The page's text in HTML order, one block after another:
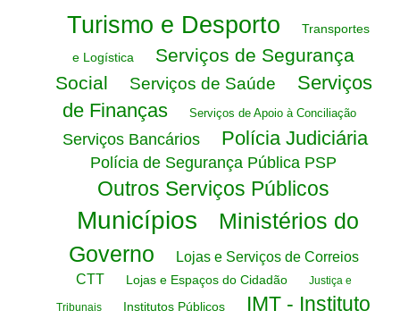
Turismo e Desporto
Transportes
e Logística
Serviços de Segurança
Social
Serviços de Saúde
Serviços
de Finanças
Serviços de Apoio à Conciliação
Serviços Bancários Polícia Judiciária
Polícia de Segurança Pública PSP
Outros Serviços Públicos
Municípios
Ministérios do
Governo
Lojas e Serviços de Correios
CTT
Lojas e Espaços do Cidadão Justiça e
Tribunais Institutos Públicos IMT - Instituto